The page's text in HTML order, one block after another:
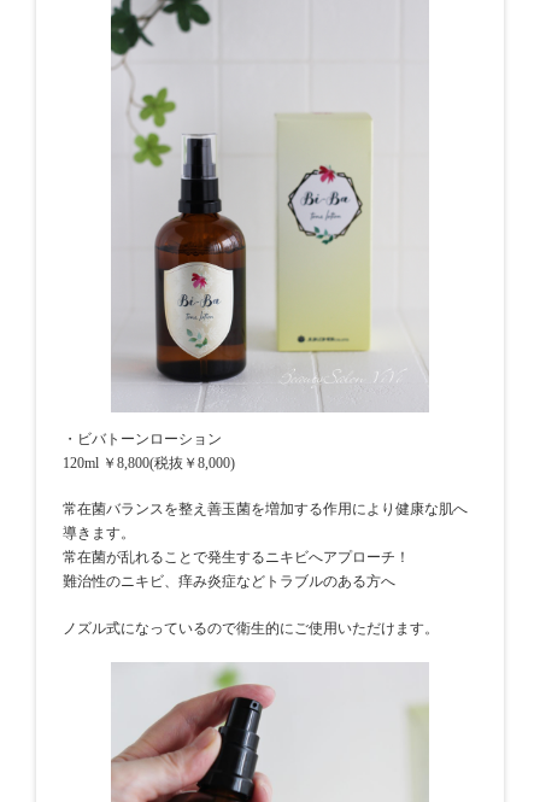
・ビバトーンローション
120ml ￥8,800(税抜￥8,000)
常在菌バランスを整え善玉菌を増加する作用により健康な肌へ
導きます。
常在菌が乱れることで発生するニキビへアプローチ！
難治性のニキビ、痒み炎症などトラブルのある方へ
ノズル式になっているので衛生的にご使用いただけます。